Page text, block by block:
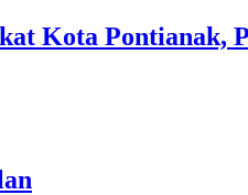
Kota Pontianak,